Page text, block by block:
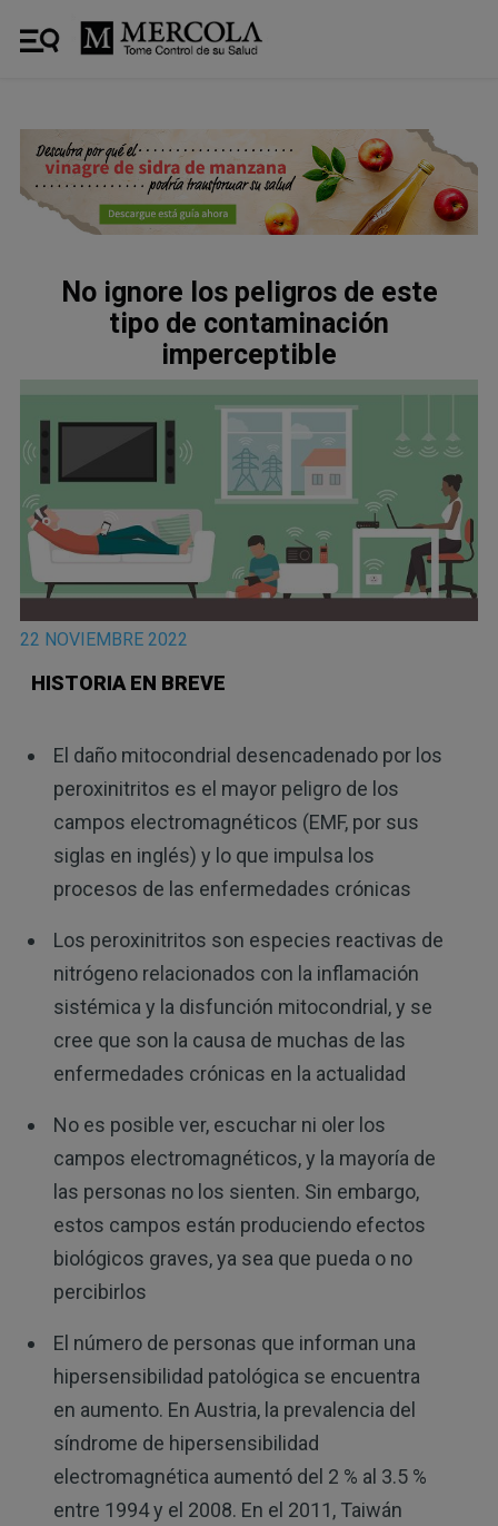
No ignore los peligros de este
tipo de contaminación
imperceptible
22 NOVIEMBRE 2022
HISTORIA EN BREVE
El daño mitocondrial desencadenado por los
peroxinitritos es el mayor peligro de los
campos electromagnéticos (EMF, por sus
siglas en inglés) y lo que impulsa los
procesos de las enfermedades crónicas
Los peroxinitritos son especies reactivas de
nitrógeno relacionados con la inflamación
sistémica y la disfunción mitocondrial, y se
cree que son la causa de muchas de las
enfermedades crónicas en la actualidad
No es posible ver, escuchar ni oler los
campos electromagnéticos, y la mayoría de
las personas no los sienten. Sin embargo,
estos campos están produciendo efectos
biológicos graves, ya sea que pueda o no
percibirlos
El número de personas que informan una
hipersensibilidad patológica se encuentra
en aumento. En Austria, la prevalencia del
síndrome de hipersensibilidad
electromagnética aumentó del 2 % al 3.5 %
entre 1994 y el 2008. En el 2011, Taiwán